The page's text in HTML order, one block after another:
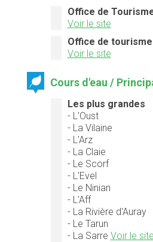
Office de
Voir le site
Office de
Voir le site
Cours d'eau /
Les plus grandes
- L'Oust
- La Vilaine
- L'Arz
- La Claie
- Le Scorf
- L'Evel
- Le Ninian
- L'Aff
- La Rivière d'Auray
- Le Tarun
- La Sarre Voir le site